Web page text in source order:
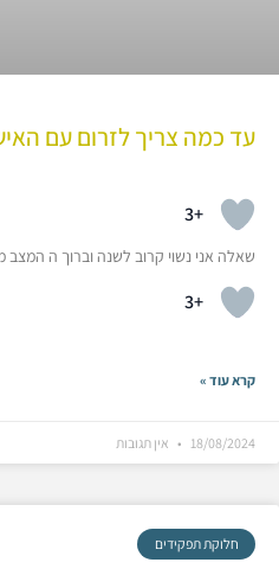
עד כמה צריך לזרום עם
+3
שאלה אני נשוי קרוב לשנה וברוך ה
+3
קרא עוד »
18/08/2024 אין תגובות
חלוקת תפקידים